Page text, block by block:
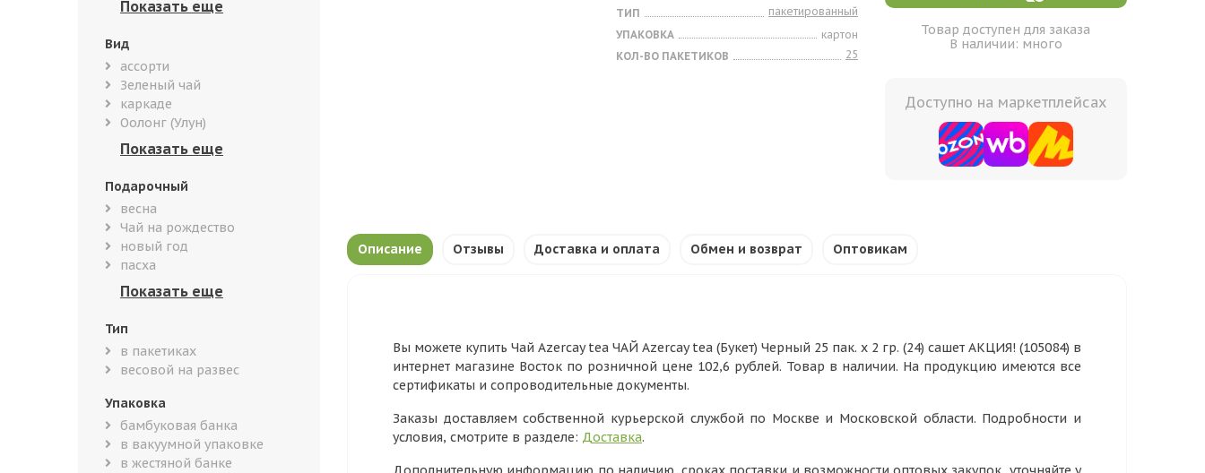
Вид
ассорти
Зеленый чай
каркаде
Оолонг (Улун)
Подарочный
весна
Чай на рождество
новый год
пасха
Тип
в пакетиках
весовой на развес
Упаковка
бамбуковая банка
в вакуумной упаковке
в жестяной банке
ТИП
пакетированный
УПАКОВКА
картон
КОЛ-ВО ПАКЕТИКОВ
25
Товар доступен для заказа
В наличии: много
Доступно на маркетплейсах
Описание Отзывы Доставка и оплата Обмен и возврат Оптовикам
Вы можете купить Чай Azercay tea ЧАЙ Azercay tea (Букет) Черный 25 пак. х 2 гр. (24) сашет АКЦИЯ! (105084) в
интернет магазине Восток по розничной цене 102,6 рублей. Товар в наличии. На продукцию имеются все
сертификаты и сопроводительные документы.
Заказы доставляем собственной курьерской службой по Москве и Московской области. Подробности и
условия, смотрите в разделе: Доставка.